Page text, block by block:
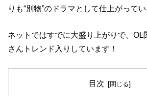
りも“別物”のドラマとして仕上がってい
ネットではすでに大盛り上がりで、OL
さんトレンド入りしています！
目次